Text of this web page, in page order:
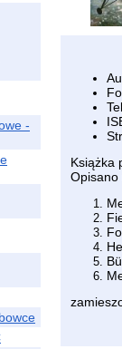
-
Książka
Opisano